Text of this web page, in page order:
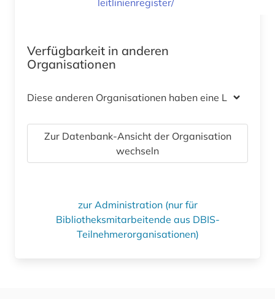
Verfügbarkeit in anderen
Organisationen
Diese anderen Organisationen haben eine Lizenz
Zur Datenbank-Ansicht der Organisation
wechseln
zur Administration (nur für
Bibliotheksmitarbeitende aus DBIS-
Teilnehmerorganisationen)